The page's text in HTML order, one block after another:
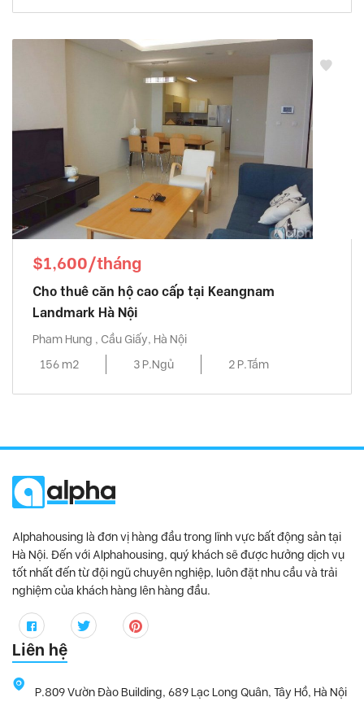
$1,600/tháng
Cho thuê căn hộ cao cấp tại Keangnam
Landmark Hà Nội
Pham Hung , Cầu Giấy, Hà Nội
156 m2
3 P.Ngủ 2 P.Tắm
Alphahousing là đơn vị hàng đầu trong lĩnh vực bất động sản tại
Hà Nội. Đến với Alphahousing, quý khách sẽ được hưởng dịch vụ
tốt nhất đến từ đội ngũ chuyên nghiệp, luôn đặt nhu cầu và trải
nghiệm của khách hàng lên hàng đầu.
Liên hệ
P.809 Vườn Đào Building, 689 Lạc Long Quân, Tây Hồ, Hà Nội